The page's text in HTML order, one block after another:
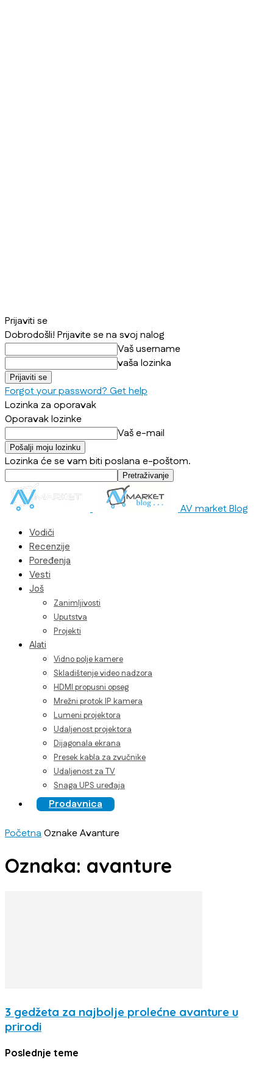
Prijaviti se
Dobrodošli! Prijavite se na svoj nalog
Vaš username
vaša lozinka
Forgot your password? Get help
Lozinka za oporavak
Oporavak lozinke
Vaš e-mail
Lozinka će se vam biti poslana e-poštom.
AV market Blog
Vodiči
Recenzije
Poređenja
Vesti
Još
Zanimljivosti
Uputstva
Projekti
Alati
Vidno polje kamere
Skladištenje video nadzora
HDMI propusni opseg
Mrežni protok IP kamera
Lumeni projektora
Udaljenost projektora
Dijagonala ekrana
Presek kabla za zvučnike
Udaljenost za TV
Snaga UPS uređaja
Prodavnica
PočetnaOznakeAvanture
Oznaka: avanture
3 gedžeta za najbolje prolećne avanture u
prirodi
Poslednje teme